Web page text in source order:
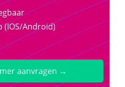
(IOS/Android)
aanvragen →